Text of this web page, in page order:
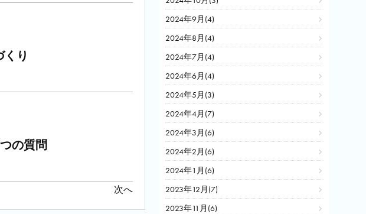
り
の質問
次へ
2024年9月(4)
2024年8月(4)
2024年7月(4)
2024年6月(4)
2024年5月(3)
2024年4月(7)
2024年3月(6)
2024年2月(6)
2024年1月(6)
2023年12月(7)
2023年11月(6)